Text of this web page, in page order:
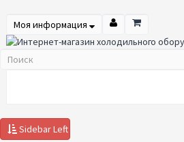
Моя информация
Sidebar Left